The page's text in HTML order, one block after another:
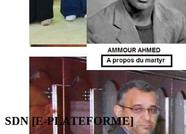
SDN [E-PLATEFORME]